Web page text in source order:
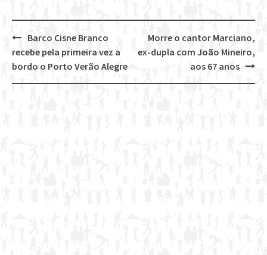
Post
navigation
Morre o cantor Marciano,
ex-dupla com João Mineiro,
aos 67 anos
Barco Cisne Branco
recebe pela primeira vez a
bordo o Porto Verão Alegre